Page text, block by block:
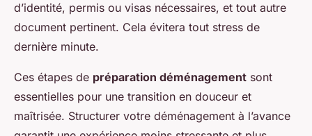
d’identité, permis ou visas nécessaires, et tout autre
document pertinent. Cela évitera tout stress de
dernière minute.
Ces étapes de préparation déménagement sont
essentielles pour une transition en douceur et
maîtrisée. Structurer votre déménagement à l’avance